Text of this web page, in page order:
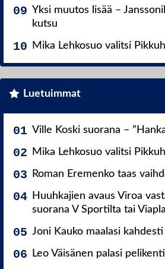
Yksi muutos lisää –
kutsu
Mika Lehkosuo valitsi
Luetuimmat
Ville Koski suorana –
Mika Lehkosuo valitsi
Roman Eremenko taas
Huuhkajien avaus Viroa
suorana V Sportilta tai
Joni Kauko maalasi kahdesti
Leo Väisänen palasi